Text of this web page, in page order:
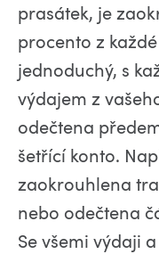
prasátek, je
procento z
jednoduchý, s
výdajem z
odečtena
šetřící konto.
zaokrouhlena
nebo odečtena
Se všemi výdaji